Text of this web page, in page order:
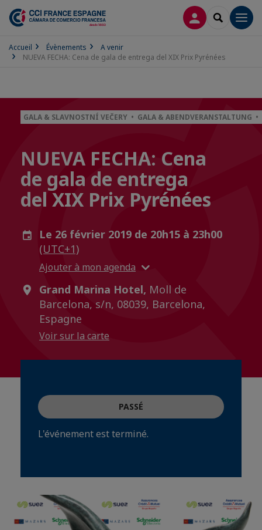
CONNEXION
Accueil Évènements
A venir
NUEVA FECHA: Cena de gala de entrega del XIX Prix Pyrénées
GALA & SLAVNOSTNÍ VEČERY • GALA & ABENDVERANSTALTUNG
NUEVA FECHA: Cena
de gala de entrega
del XIX Prix Pyrénées
Le 26 février 2019 de 20h15 à 23h00
(UTC+1)
Ajouter à mon agenda
Grand Marina Hotel, Moll de
Barcelona, s/n, 08039, Barcelona,
Espagne
Voir sur la carte
PASSÉ
L'événement est terminé.